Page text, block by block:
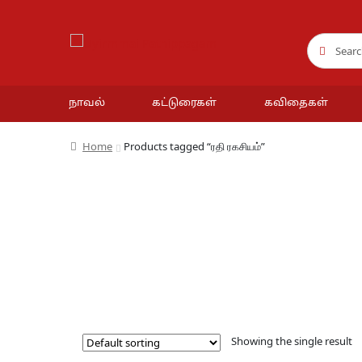
Search
for:
Search
நாவல் கட்டுரைகள் கவிதைகள்
Home Products tagged “ரதி ரகசியம்”
Showing the single result